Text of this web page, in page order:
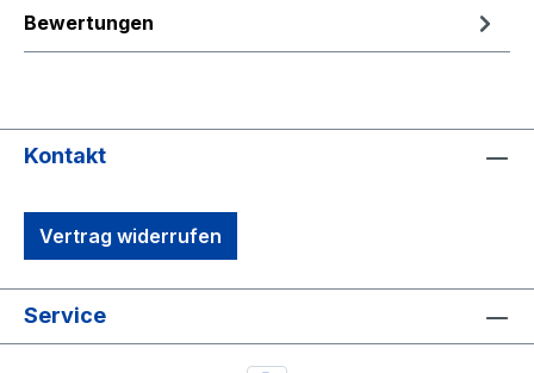
Bewertungen
Kontakt
Vertrag widerrufen
Service